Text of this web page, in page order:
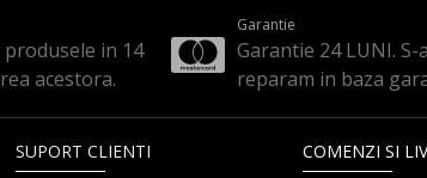
in 14
acestora.
Garantie
Garantie 24 LUNI. S-
reparam in baza
SUPORT CLIENTI COMENZI SI